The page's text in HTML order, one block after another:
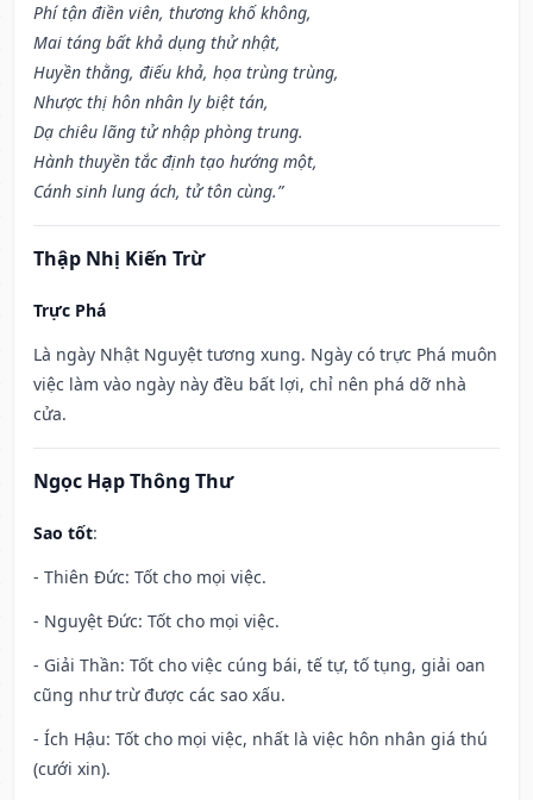
Phí tận điền viên, thương khố không,
Mai táng bất khả dụng thử nhật,
Huyền thằng, điếu khả, họa trùng trùng,
Nhược thị hôn nhân ly biệt tán,
Dạ chiêu lãng tử nhập phòng trung.
Hành thuyền tắc định tạo hướng một,
Cánh sinh lung ách, tử tôn cùng.”
Thập Nhị Kiến Trừ
Trực Phá
Là ngày Nhật Nguyệt tương xung. Ngày có trực Phá muôn
việc làm vào ngày này đều bất lợi, chỉ nên phá dỡ nhà
cửa.
Ngọc Hạp Thông Thư
Sao tốt:
- Thiên Đức: Tốt cho mọi việc.
- Nguyệt Đức: Tốt cho mọi việc.
- Giải Thần: Tốt cho việc cúng bái, tế tự, tố tụng, giải oan
cũng như trừ được các sao xấu.
- Ích Hậu: Tốt cho mọi việc, nhất là việc hôn nhân giá thú
(cưới xin).